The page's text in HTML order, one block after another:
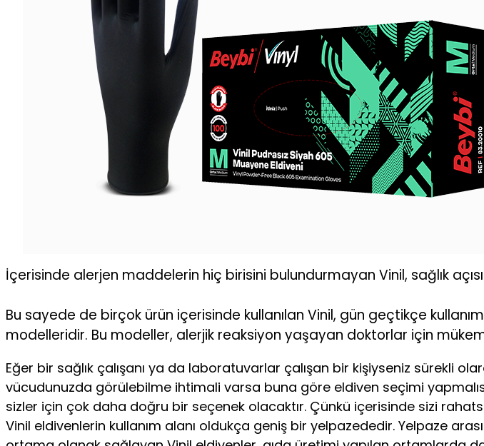
İçerisinde alerjen maddelerin hiç birisini bulundurmayan Vinil, sağlık
Bu sayede de birçok ürün içerisinde kullanılan Vinil, gün geçtikçe
modelleridir. Bu modeller, alerjik reaksiyon yaşayan doktorlar için
Eğer bir sağlık çalışanı ya da laboratuvarlar çalışan bir kişiyseniz sürekli
vücudunuzda görülebilme ihtimali varsa buna göre eldiven seçimi
sizler için çok daha doğru bir seçenek olacaktır. Çünkü içerisinde sizi
Vinil eldivenlerin kullanım alanı oldukça geniş bir yelpazededir. Yelpaze